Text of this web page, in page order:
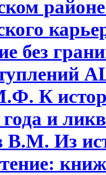
без
К
и
В.М. Из